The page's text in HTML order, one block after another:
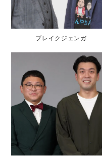
ブレイクジェンガ